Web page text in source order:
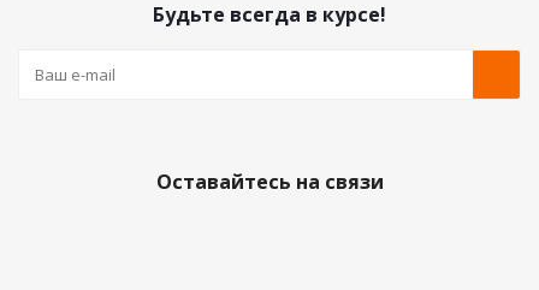
Будьте всегда в курсе!
Оставайтесь на связи